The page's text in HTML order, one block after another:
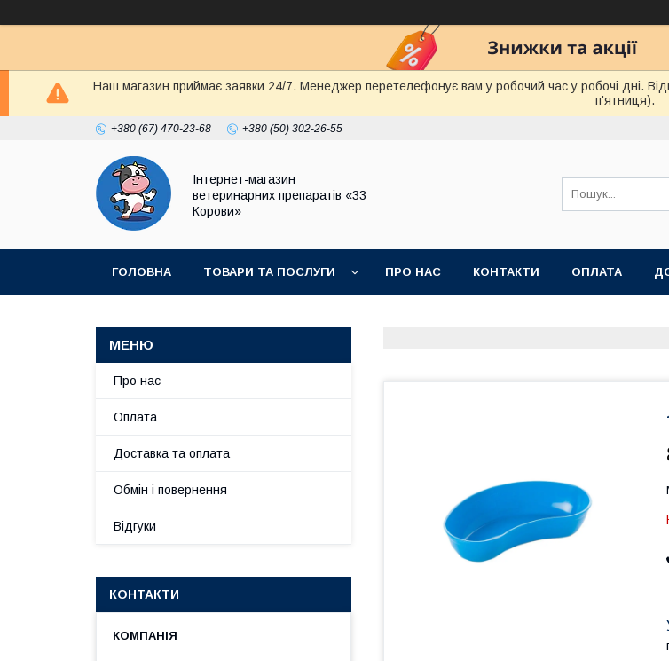
Наш магазин приймає заявки 24/7. Менеджер перетелефонує вам у робочий час у робочі дні.
п'ятниця).
+380 (67) 470-23-68 +380 (50) 302-26-55
Інтернет-магазин
ветеринарних препаратів «33
Корови»
ГОЛОВНА ТОВАРИ ТА ПОСЛУГИ ПРО НАС КОНТАКТИ ОПЛАТА
Про нас
Оплата
Доставка та оплата
Обмін і повернення
Відгуки
КОНТАКТИ